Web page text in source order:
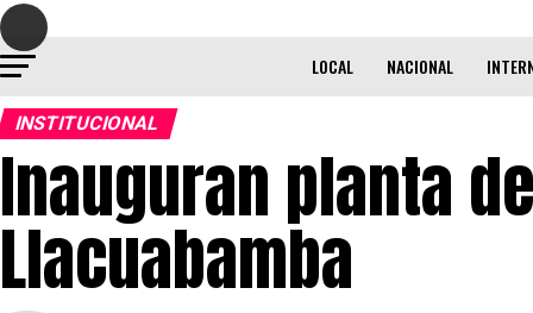
LOCAL NACIONAL
INSTITUCIONAL
Inauguran planta
Llacuabamba